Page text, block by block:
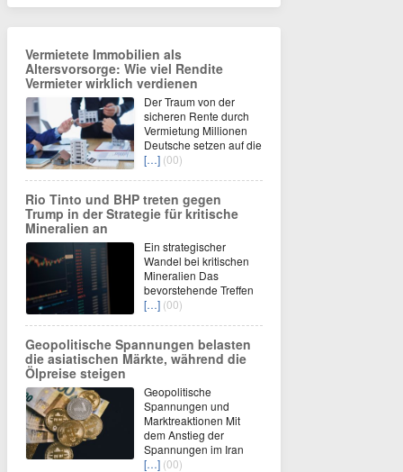
Vermietete Immobilien als
Altersvorsorge: Wie viel Rendite
Vermieter wirklich verdienen
Der Traum von der
sicheren Rente durch
Vermietung Millionen
Deutsche setzen auf die
[…] (00)
Rio Tinto und BHP treten gegen
Trump in der Strategie für kritische
Mineralien an
Ein strategischer
Wandel bei kritischen
Mineralien Das
bevorstehende Treffen
[…] (00)
Geopolitische Spannungen belasten
die asiatischen Märkte, während die
Ölpreise steigen
Geopolitische
Spannungen und
Marktreaktionen Mit
dem Anstieg der
Spannungen im Iran
[…] (00)